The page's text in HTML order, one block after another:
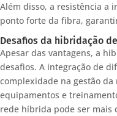
Além disso, a resistência a
ponto forte da fibra,
Desafios da hibridação
Apesar das vantagens, a
desafios. A integração de
complexidade na gestão
equipamentos e
rede híbrida pode ser mais